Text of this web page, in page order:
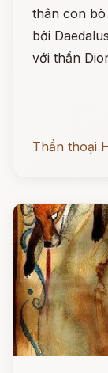
thân con
bởi
với thần
Thần thoại